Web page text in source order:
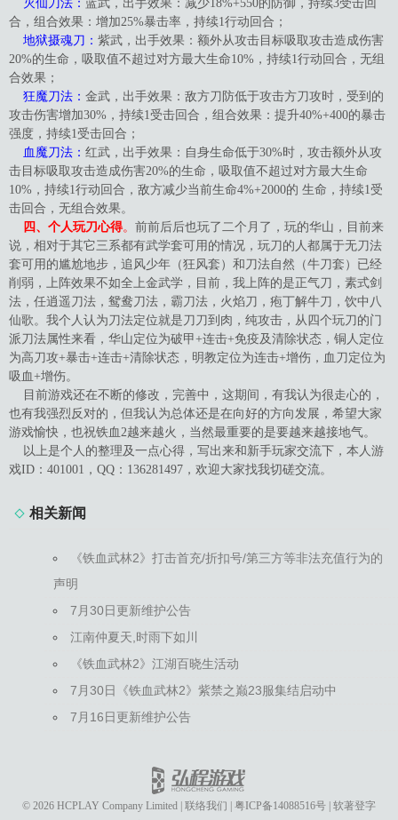
灭仙刀法： 蓝武，出手效果：减少18%+550的防御，持续3受击回
合，组合效果：增加25%暴击率，持续1行动回合；
地狱摄魂刀： 紫武，出手效果：额外从攻击目标吸取攻击造成伤害
20%的生命，吸取值不超过对方最大生命10%，持续1行动回合，无组
合效果；
狂魔刀法： 金武，出手效果：敌方刀防低于攻击方刀攻时，受到的
攻击伤害增加30%，持续1受击回合，组合效果：提升40%+400的暴击
强度，持续1受击回合；
血魔刀法： 红武，出手效果：自身生命低于30%时，攻击额外从攻
击目标吸取攻击造成伤害20%的生命，吸取值不超过对方最大生命
10%，持续1行动回合，敌方减少当前生命4%+2000的 生命，持续1受
击回合，无组合效果。
四、个人玩刀心得。 前前后后也玩了二个月了，玩的华山，目前来
说，相对于其它三系都有武学套可用的情况，玩刀的人都属于无刀法
套可用的尴尬地步，追风少年（狂风套）和刀法自然（牛刀套）已经
削弱，上阵效果不如全上金武学，目前，我上阵的是正气刀，素式剑
法，任逍遥刀法，鸳鸯刀法，霸刀法，火焰刀，疱丁解牛刀，饮中八
仙歌。我个人认为刀法定位就是刀刀到肉，纯攻击，从四个玩刀的门
派刀法属性来看，华山定位为破甲+连击+免疫及清除状态，铜人定位
为高刀攻+暴击+连击+清除状态，明教定位为连击+增伤，血刀定位为
吸血+增伤。
目前游戏还在不断的修改，完善中，这期间，有我认为很走心的，
也有我强烈反对的，但我认为总体还是在向好的方向发展，希望大家
游戏愉快，也祝铁血2越来越火，当然最重要的是要越来越接地气。
以上是个人的整理及一点心得，写出来和新手玩家交流下，本人游
戏ID：401001，QQ：136281497，欢迎大家找我切磋交流。
相关新闻
《铁血武林2》打击首充/折扣号/第三方等非法充值行为的
声明
7月30日更新维护公告
江南仲夏天,时雨下如川
《铁血武林2》江湖百晓生活动
7月30日《铁血武林2》紫禁之巅23服集结启动中
7月16日更新维护公告
© 2026 HCPLAY Company Limited 联络我们 粤ICP备14088516号 软著登字